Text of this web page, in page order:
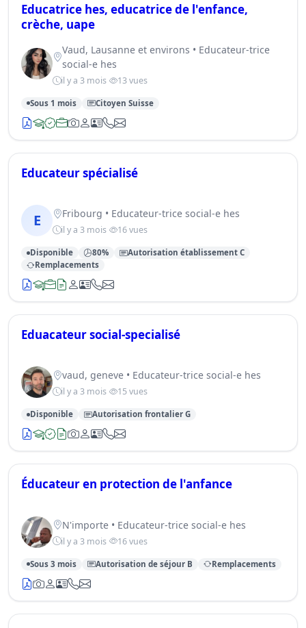
Educatrice hes, educatrice de l'enfance,
crèche, uape
Vaud, Lausanne et environs • Educateur-trice
social-e hes
il y a 3 mois 13 vues
Sous 1 mois Citoyen Suisse
Educateur spécialisé
E Fribourg • Educateur-trice social-e hes
il y a 3 mois 16 vues
Disponible 80%
Autorisation établissement C
Remplacements
Eduacateur social-specialisé
vaud, geneve • Educateur-trice social-e hes
il y a 3 mois 15 vues
Disponible Autorisation frontalier G
Éducateur en protection de l'anfance
N'importe • Educateur-trice social-e hes
il y a 3 mois 16 vues
Sous 3 mois Autorisation de séjour B Remplacements